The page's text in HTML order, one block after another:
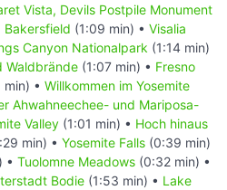
Vista, Devils Postpile Monument
Bakersfield (1:09 min) • Visalia
Canyon Nationalpark (1:14 min)
Waldbrände (1:07 min) • Fresno
• Willkommen im Yosemite
Ahwahneechee- und Mariposa-
Valley (1:01 min) • Hoch hinaus
min) • Yosemite Falls (0:39 min)
• Tuolomne Meadows (0:32 min) •
Bodie (1:53 min) • Lake